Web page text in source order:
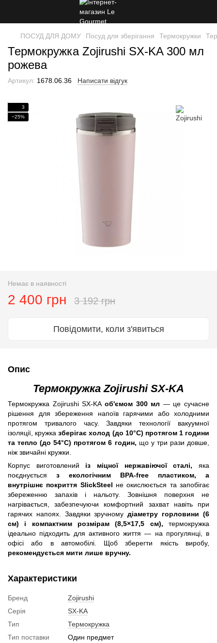
ПОСУД ДЛЯ ДОМУ Посуд для зберігання Термокружки
Термокружка Zojirushi SX-KA 300 мл
рожева
Артикул: 1678.06.36 Написати відгук
3
−25%
Немає в наявності
2 400 грн 3 192 грн
Повідомити, коли з'явиться
Опис
Термокружка Zojirushi SX-KA
Термокружка Zojirushi SX-KA об'ємом 300 мл — це сучасне
рішення для збереження напоїв гарячими або холодними
протягом тривалого часу. Завдяки технології вакуумної
ізоляції, кружказберігає холод (до 10°C) протягом 1 години
та тепло (до 54°C) протягом 6 годин, що у три рази довше,
ніж звичайні кружки.
Корпус виготовлений із міцної нержавіючої сталі, яка
поєднується з екологічним BPA-free пластиком, а
внутрішнє покриття SlickSteel не окислюється та запобігає
збереженню запахів і нальоту. Зовнішня поверхня не
нагрівається, забезпечуючи комфортний захват навіть при
гарячих напоях. Завдяки зручномудіаметру горловини (6
см) і компактним розмірам (8,5×17,5 см), термокружка
ідеально підходить для активного життя — на прогулянці, в
офісі або в автомобілі. Щоб зберегти якість виробу,
рекомендується мити лише вручну.
Характеристики
Бренд
Zojirushi
Серія
SX-KA
Тип
Термокружка
Тип поставки
Один предмет